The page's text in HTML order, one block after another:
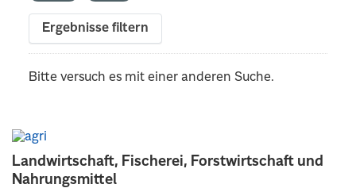
Landwirtschaft, Fischerei, Forstwirtschaft und
Nahrungsmittel
Ergebnisse filtern
Bitte versuch es mit einer anderen Suche.